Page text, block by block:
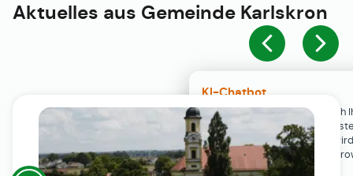
KI-Chatbot
Der KI-Chatbot steht erst nach
Einwilligung in den Cookie-
Verfügung. Der Chat-Verlauf
ausschließlich lokal in Ihrem
gespeichert.
Aktuelles aus Gemeinde Karlskron